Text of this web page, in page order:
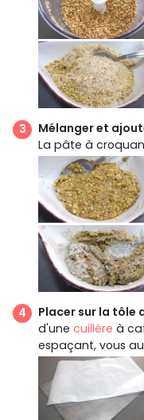
Mélanger et
La pâte à
Placer sur la tôle
d'une cuillère à
espaçant, vous